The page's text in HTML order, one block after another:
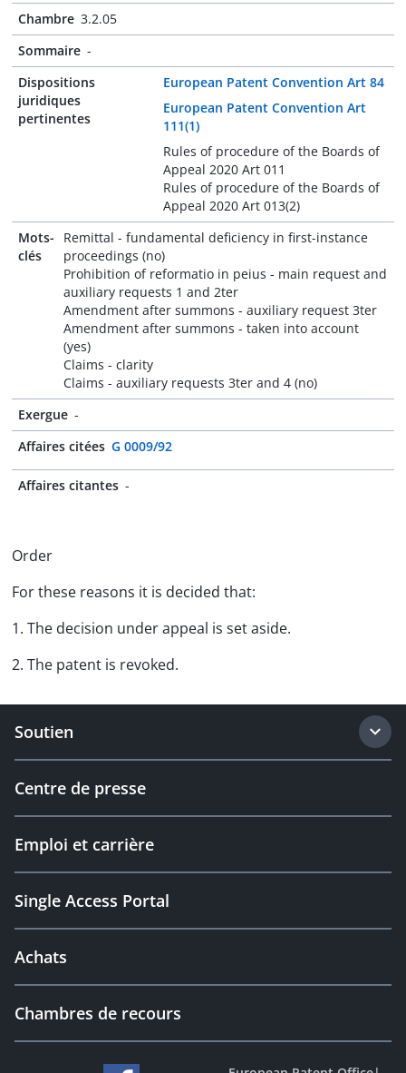
Chambre 3.2.05
Sommaire -
Dispositions
juridiques
pertinentes
European Patent Convention Art 84
European Patent Convention Art
111(1)
Rules of procedure of the Boards of
Appeal 2020 Art 011
Rules of procedure of the Boards of
Appeal 2020 Art 013(2)
Mots-
clés
Remittal - fundamental deficiency in first-instance
proceedings (no)
Prohibition of reformatio in peius - main request and
auxiliary requests 1 and 2ter
Amendment after summons - auxiliary request 3ter
Amendment after summons - taken into account
(yes)
Claims - clarity
Claims - auxiliary requests 3ter and 4 (no)
Exergue -
Affaires citées G 0009/92
Affaires citantes -
Order
For these reasons it is decided that:
1. The decision under appeal is set aside.
2. The patent is revoked.
Soutien
Centre de presse
Emploi et carrière
Single Access Portal
Achats
Chambres de recours